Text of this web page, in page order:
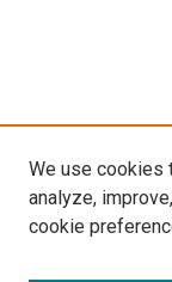
We use cookies
analyze,
cookie